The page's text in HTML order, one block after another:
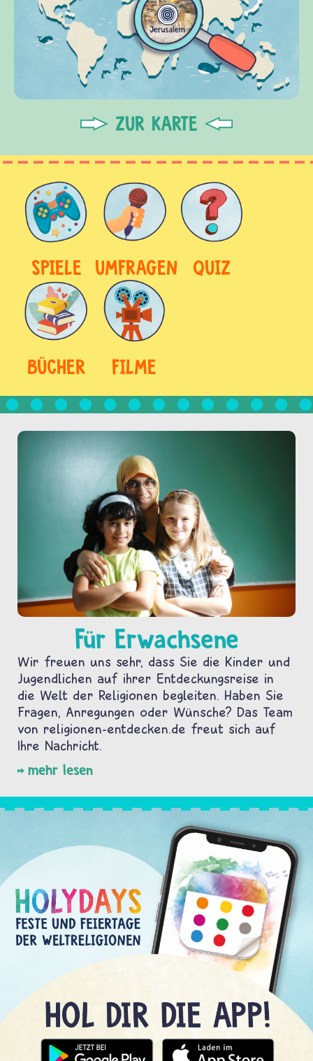
ZUR KARTE
SPIELE UMFRAGEN QUIZ
BÜCHER FILME
Für Erwachsene
Wir freuen uns sehr, dass Sie die Kinder und
Jugendlichen auf ihrer Entdeckungsreise in
die Welt der Religionen begleiten. Haben Sie
Fragen, Anregungen oder Wünsche? Das Team
von religionen-entdecken.de freut sich auf
Ihre Nachricht.
mehr lesen